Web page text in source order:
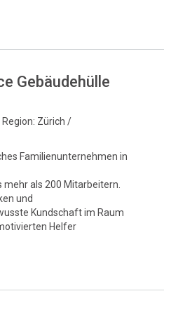
Gebäudehülle
Region: Zürich /
Familienunternehmen in
als 200 Mitarbeitern.
und
Kundschaft im Raum
Helfer